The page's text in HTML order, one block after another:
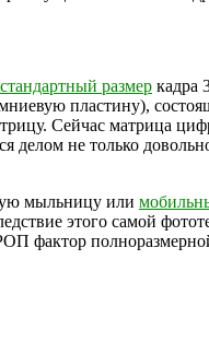
стандартный размер кадра
пластину),
Сейчас матрица
делом не только
мыльницу или
этого самой
фактор